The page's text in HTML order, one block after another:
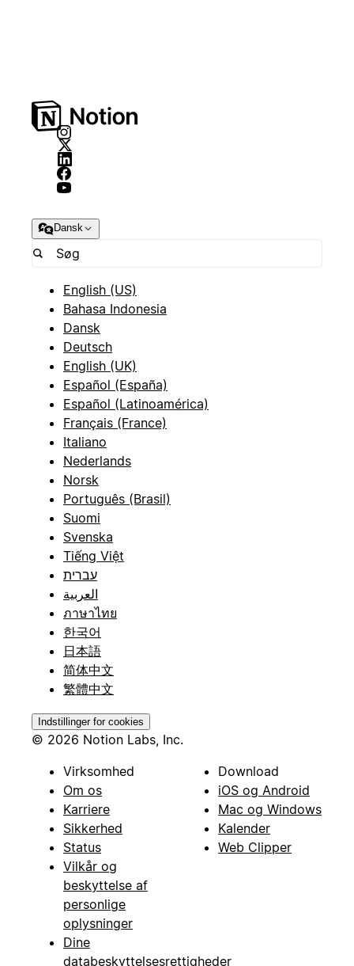
Dansk
English (US)
Bahasa Indonesia
Dansk
Deutsch
English (UK)
Español (España)
Español (Latinoamérica)
Français (France)
Italiano
Nederlands
Norsk
Português (Brasil)
Suomi
Svenska
Tiếng Việt
עברית
العربية
ภาษาไทย
한국어
日本語
简体中文
繁體中文
Indstillinger for cookies
© 2026 Notion Labs, Inc.
Virksomhed
Om os
Karriere
Sikkerhed
Status
Vilkår og
beskyttelse af
personlige
oplysninger
Dine
databeskyttelsesrettigheder
Download
iOS og Android
Mac og Windows
Kalender
Web Clipper